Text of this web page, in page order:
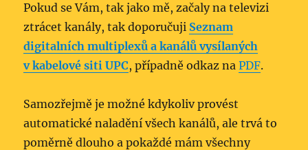
Pokud se Vám, tak jako mě, začaly na televizi
ztrácet kanály, tak doporučuji Seznam
digitalních multiplexů a kanálů vysílaných
v kabelové siti UPC, případně odkaz naPDF.
Samozřejmě je možné kdykoliv provést
automatické naladění všech kanálů, ale trvá to
poměrně dlouho a pokaždé mám všechny